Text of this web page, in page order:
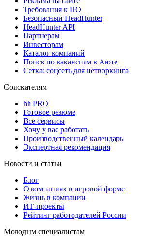
Требования к ПО
Безопасный HeadHunter
HeadHunter API
Партнерам
Инвесторам
Каталог компаний
Поиск по вакансиям в Аюте
Сетка: соцсеть для нетворкинга
Соискателям
hh PRO
Готовое резюме
Все сервисы
Хочу у вас работать
Производственный календарь
Экспертная рекомендация
Новости и статьи
Блог
О компаниях в игровой форме
Жизнь в компании
ИТ-проекты
Рейтинг работодателей России
Молодым специалистам